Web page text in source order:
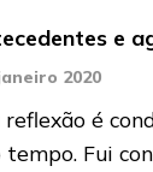
e
2020
é
Fui